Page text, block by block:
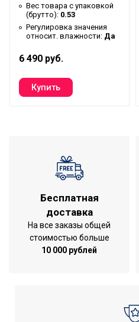
Посадочный размер
вентиляционного канала
Гарантийный документ
Глубина упаковки товара
Уровень шума на
расстоянии 3м
Работает с HOMMYN
Шариковые подшипники
Бренд
Гарантийный срок
Серия
Высота товара
Вес товара с упаковкой
(брутто): 0.53
Регулировка значения
относит. влажности: Да
6 490 руб.
Бесплатная
доставка
На все заказы общей
стоимостью больше
10 000 рублей